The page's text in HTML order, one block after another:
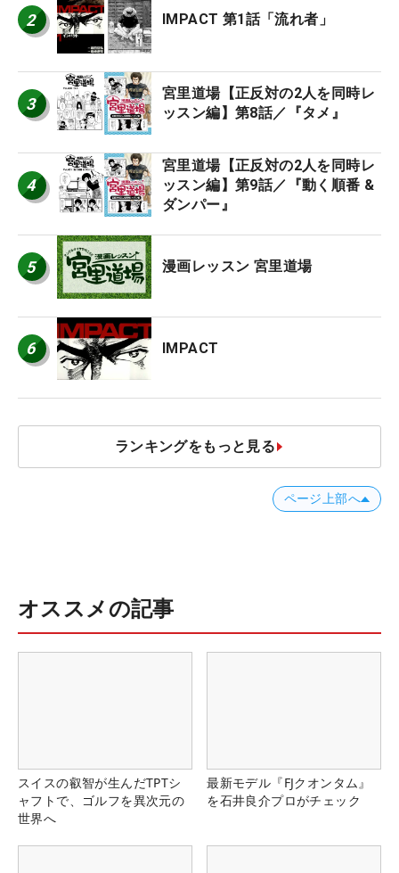
2 IMPACT 第1話「流れ者」
3
宮里道場【正反対の2人を同時レ
ッスン編】第8話／『タメ』
4
宮里道場【正反対の2人を同時レ
ッスン編】第9話／『動く順番 &
ダンパー』
5 漫画レッスン 宮里道場
6 IMPACT
ランキングをもっと見る
ページ上部へ
オススメの記事
スイスの叡智が生んだTPTシ
ャフトで、ゴルフを異次元の
世界へ
最新モデル『FJクオンタム』
を石井良介プロがチェック